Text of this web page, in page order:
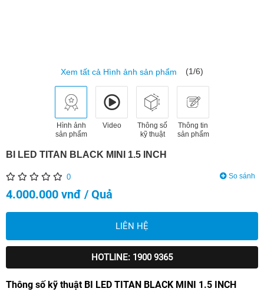
Xem tất cả Hình ảnh sản phẩm (1/6)
Hình ảnh
sản phẩm
Video
Thông số
kỹ thuật
Thông tin
sản phẩm
BI LED TITAN BLACK MINI 1.5 INCH
0 So sánh
4.000.000 vnđ / Quả
LIÊN HỆ
HOTLINE: 1900 9365
Thông số kỹ thuật BI LED TITAN BLACK MINI 1.5 INCH